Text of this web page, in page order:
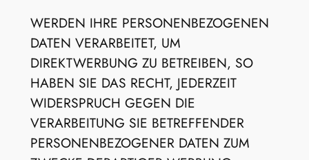
WERDEN IHRE PERSONENBEZOGENEN
DATEN VERARBEITET, UM
DIREKTWERBUNG ZU BETREIBEN, SO
HABEN SIE DAS RECHT, JEDERZEIT
WIDERSPRUCH GEGEN DIE
VERARBEITUNG SIE BETREFFENDER
PERSONENBEZOGENER DATEN ZUM